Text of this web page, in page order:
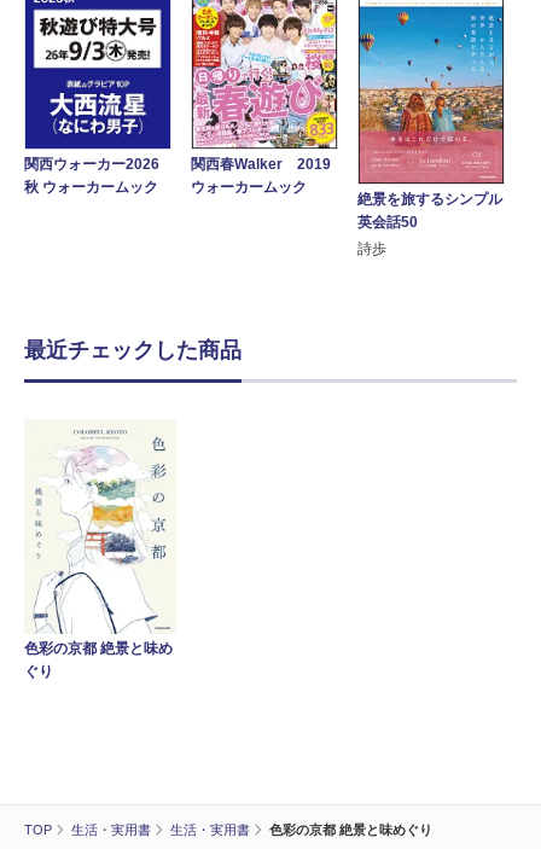
TOP 生活・実用書 生活・実用書 色彩の京都 絶景と味めぐり
関西ウォーカー2026
秋 ウォーカームック
関西春Walker 2019
ウォーカームック
絶景を旅するシンプル
英会話50
詩歩
最近チェックした商品
色彩の京都 絶景と味め
ぐり